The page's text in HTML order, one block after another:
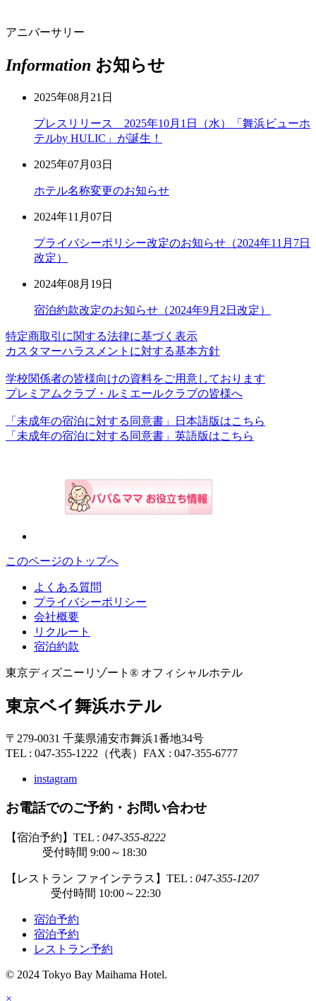
アニバーサリー
Information お知らせ
2025年08月21日
プレスリリース 2025年10月1日（水）「舞浜ビューホ
テルby HULIC」が誕生！
2025年07月03日
ホテル名称変更のお知らせ
2024年11月07日
プライバシーポリシー改定のお知らせ（2024年11月7日
改定）
2024年08月19日
宿泊約款改定のお知らせ（2024年9月2日改定）
特定商取引に関する法律に基づく表示
カスタマーハラスメントに対する基本方針
学校関係者の皆様向けの資料をご用意しております
プレミアムクラブ・ルミエールクラブの皆様へ
「未成年の宿泊に対する同意書」日本語版はこちら
「未成年の宿泊に対する同意書」英語版はこちら
このページのトップへ
よくある質問
プライバシーポリシー
会社概要
リクルート
宿泊約款
東京ディズニーリゾート® オフィシャルホテル
東京ベイ舞浜ホテル
〒279-0031 千葉県浦安市舞浜1番地34号
TEL : 047-355-1222（代表） FAX : 047-355-6777
instagram
お電話でのご予約・お問い合わせ
【宿泊予約】TEL : 047-355-8222
受付時間 9:00～18:30
【レストラン ファインテラス】TEL : 047-355-1207
受付時間 10:00～22:30
宿泊予約
宿泊予約
レストラン予約
© 2024 Tokyo Bay Maihama Hotel.
×